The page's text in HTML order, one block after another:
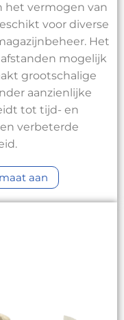
het vermogen van
voor diverse
Het
mogelijk
grootschalige
aanzienlijke
tot tijd- en
verbeterde
aan